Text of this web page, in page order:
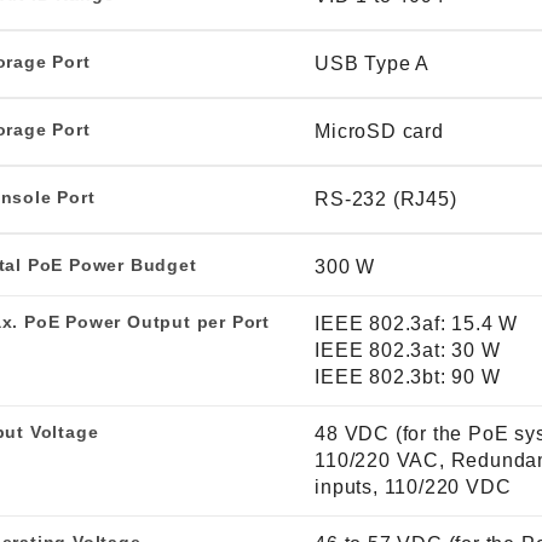
Port USB Type A
Port MicroSD card
Port RS-232 (RJ45)
PoE Power Budget 300 W
PoE Power Output per Port
IEEE 802.3af: 15.4 W
IEEE 802.3at: 30 W
IEEE 802.3bt: 90 W
Voltage
48 VDC (for the PoE
110/220 VAC,
inputs, 110/220 VDC